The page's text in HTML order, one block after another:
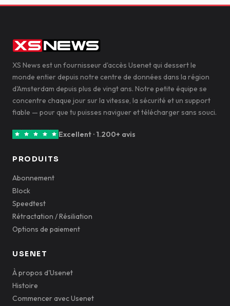
XS News est un fournisseur d'accès Usenet qui dessert le
monde entier depuis notre centre de données dans la région
d'Amsterdam depuis plus de vingt ans. Notre petite équipe se
concentre chaque jour sur la vitesse, la sécurité et un support
fiable — pour que tu puisses naviguer et télécharger sans souci.
Excellent · 1.200+ avis
PRODUITS
Abonnement
Block
Speedtest
Rétractation / Résiliation
Options de paiement
USENET
À propos d'Usenet
Histoire
Commencer avec Usenet